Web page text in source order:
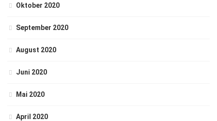
Oktober 2020
September 2020
August 2020
Juni 2020
Mai 2020
April 2020